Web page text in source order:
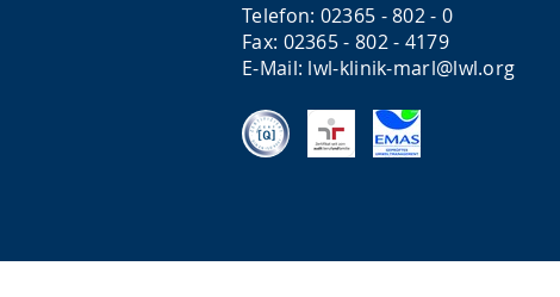
Telefon: 02365 - 802 - 0
Fax: 02365 - 802 - 4179
E-Mail: lwl-klinik-marl@lwl.org